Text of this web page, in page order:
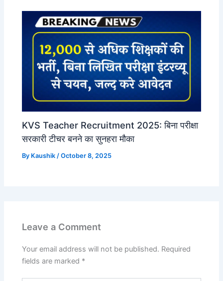
KVS Teacher Recruitment 2025: बिना परीक्षा
सरकारी टीचर बनने का सुनहरा मौका
By Kaushik/October 8, 2025
Leave a Comment
Your email address will not be published. Required
fields are marked *